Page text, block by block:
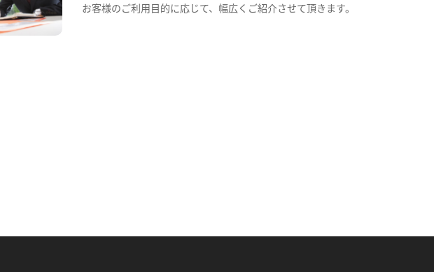
お客様のご利用目的に応じて、幅広くご紹介させて頂きます。